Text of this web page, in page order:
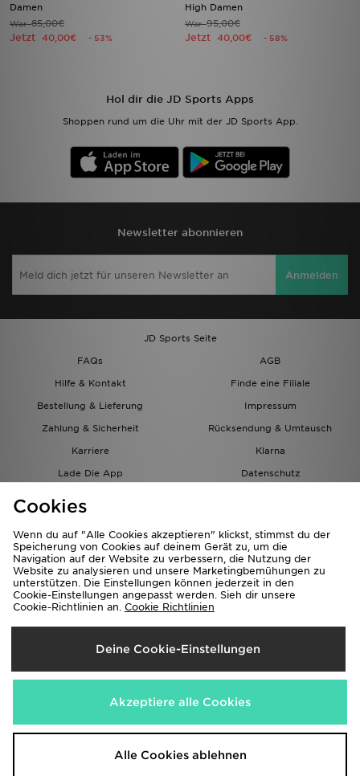
Damen
War85,00€
Jetzt 40,00€ - 53%
High Damen
War95,00€
Jetzt 40,00€ - 58%
Hol dir die JD Sports Apps
Shoppen rund um die Uhr mit der JD Sports App.
Newsletter abonnieren
Anmelden
JD Sports Seite
FAQs
AGB
Hilfe & Kontakt
Finde eine Filiale
Bestellung & Lieferung
Impressum
Zahlung & Sicherheit
Rücksendung & Umtausch
Karriere
Klarna
Lade Die App
Datenschutz
Lieferung Nach
Österreich
Wir akzeptieren folgende Zahlungsmethoden
Corporate Website www.jdplc.com
Cookies
Wenn du auf "Alle Cookies akzeptieren" klickst, stimmst du der
Speicherung von Cookies auf deinem Gerät zu, um die
Navigation auf der Website zu verbessern, die Nutzung der
Website zu analysieren und unsere Marketingbemühungen zu
unterstützen. Die Einstellungen können jederzeit in den
Cookie-Einstellungen angepasst werden. Sieh dir unsere
Cookie-Richtlinien an. Cookie Richtlinien
Deine Cookie-Einstellungen
Akzeptiere alle Cookies
Alle Cookies ablehnen